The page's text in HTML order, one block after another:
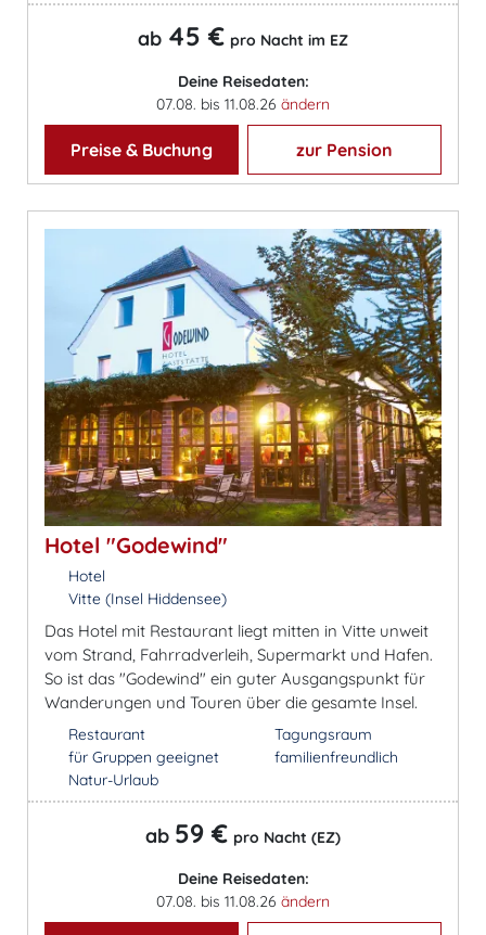
ab 45 € pro Nacht im EZ
Deine Reisedaten:
07.08. bis 11.08.26 ändern
Preise & Buchung zur Pension
Hotel "Godewind"
Hotel
Vitte (Insel Hiddensee)
Das Hotel mit Restaurant liegt mitten in Vitte unweit
vom Strand, Fahrradverleih, Supermarkt und Hafen.
So ist das "Godewind" ein guter Ausgangspunkt für
Wanderungen und Touren über die gesamte Insel.
Restaurant
für Gruppen geeignet
Natur-Urlaub
Tagungsraum
familienfreundlich
ab 59 € pro Nacht (EZ)
Deine Reisedaten:
07.08. bis 11.08.26 ändern